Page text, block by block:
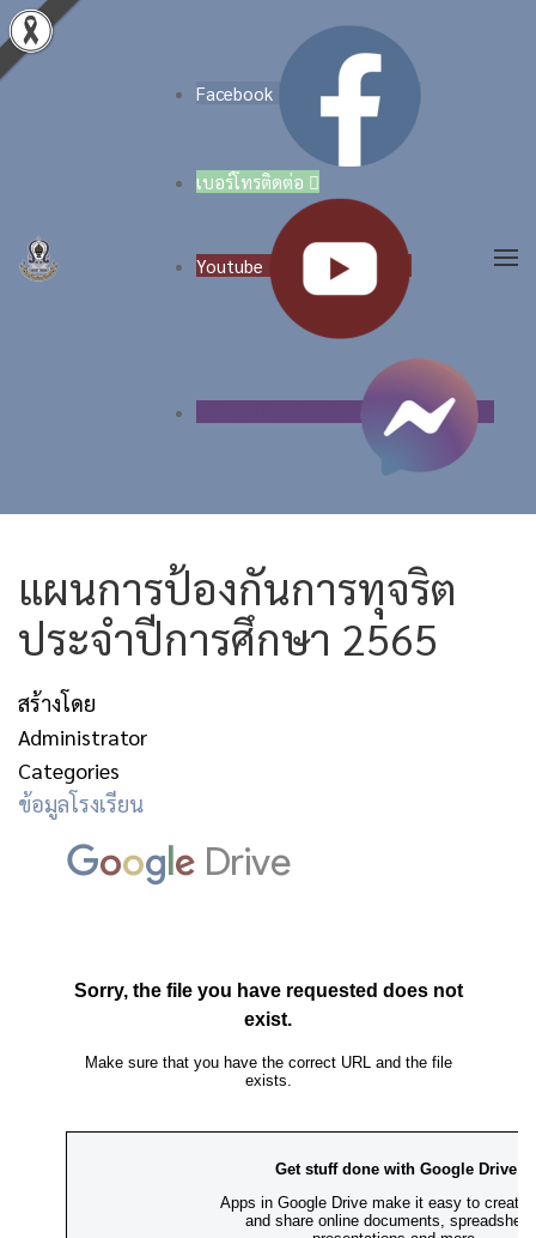
Facebook
เบอร์โทรติดต่อ 
Youtube
แผนการป้องกันการทุจริต
ประจำปีการศึกษา 2565
สร้างโดย
Administrator
Categories
ข้อมูลโรงเรียน